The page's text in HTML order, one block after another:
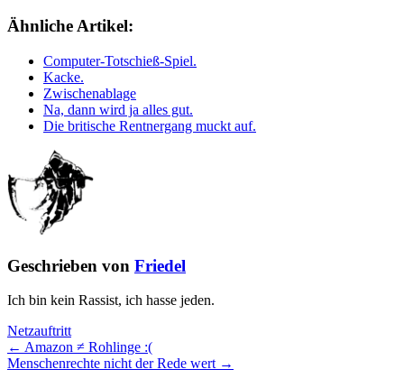
Ähnliche Artikel:
Computer-Totschieß-Spiel.
Kacke.
Zwischenablage
Na, dann wird ja alles gut.
Die britische Rentnergang muckt auf.
Geschrieben von Friedel
Ich bin kein Rassist, ich hasse jeden.
Netzauftritt
← Amazon ≠ Rohlinge :(
Menschenrechte nicht der Rede wert →